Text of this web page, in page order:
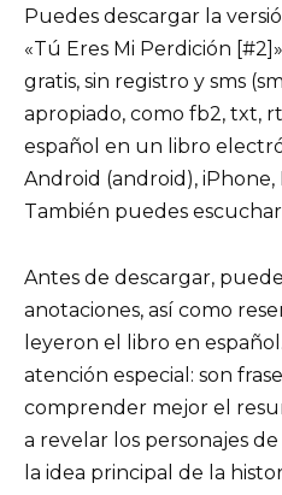
Puedes descargar la
«Tú Eres Mi Perdición
gratis, sin registro y sms
apropiado, como fb2, txt,
español en un libro
Android (android), iPhone,
También puedes
Antes de descargar,
anotaciones, así como
leyeron el libro en
atención especial: son
comprender mejor el
a revelar los personajes
la idea principal de la